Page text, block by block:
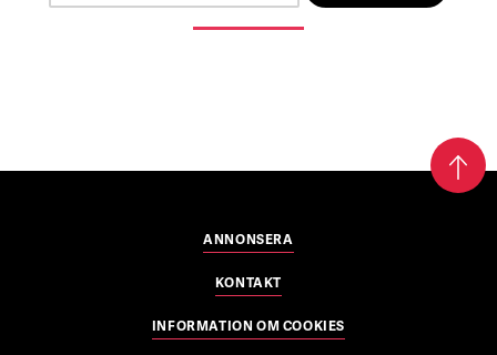
ANNONSERA
KONTAKT
INFORMATION OM COOKIES